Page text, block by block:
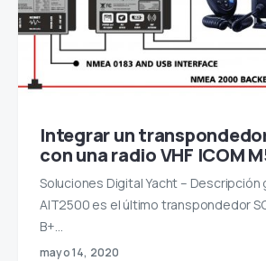
Integrar un
con una radio VHF ICOM
Soluciones Digital Yacht – Descripción
AIT2500 es el último transpondedor
B+…
mayo 14, 2020